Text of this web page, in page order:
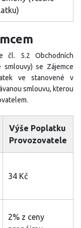
čl. 5.2 Obchodních
smlouvy) se Zájemce
ve stanovené v
smlouvu, kterou
Výše Poplatku
Provozovatele
34 Kč
2% z ceny